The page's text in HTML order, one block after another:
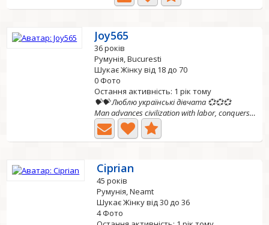
Joy565
36 років
Румунія, Bucuresti
Шукає Жінку від 18 до 70
0 Фото
Остання активність: 1 рік тому
💝💝 Люблю українські дівчата 💞💞💞
Man advances civilization with labor, conquers the earth...
Ciprian
45 років
Румунія, Neamt
Шукає Жінку від 30 до 36
4 Фото